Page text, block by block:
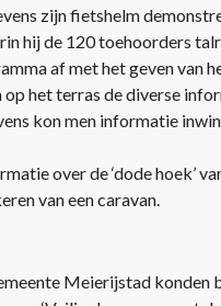
zijn fietshelm
hij de 120 toehoorders
af met het geven van
het terras de diverse
kon men informatie
over de ‘dode hoek’
van een caravan.
Meierijstad konden